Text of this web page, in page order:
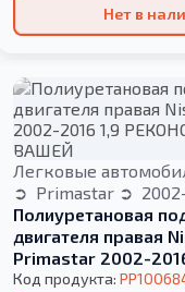
Нет в
Легковые
Primastar
Полиуретановая
двигателя правая
Primastar 2002-
РЕКОНСТРУКЦІЯ
Код продукта: